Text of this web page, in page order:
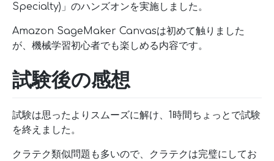
Specialty)」のハンズオンを実施しました。
Amazon SageMaker Canvasは初めて触りました
が、機械学習初心者でも楽しめる内容です。
試験後の感想
試験は思ったよりスムーズに解け、1時間ちょっとで試験
を終えました。
クラテク類似問題も多いので、クラテクは完璧にしてお